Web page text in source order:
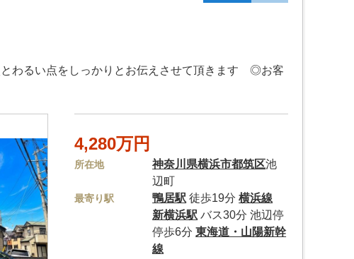
わるい点をしっかりとお伝えさせて頂きます ◎お客
4,280万円
所在地 神奈川県横浜市都筑区池
辺町
最寄り駅 鴨居駅 徒歩19分横浜線
新横浜駅 バス30分 池辺停
停歩6分東海道・山陽新幹
線